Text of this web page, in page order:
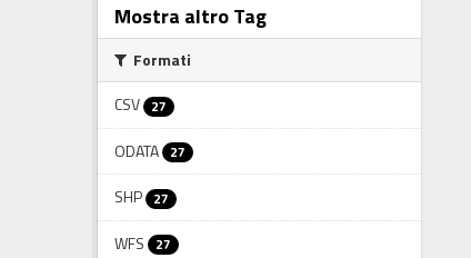
Mostra altro Tag
Formati
CSV 27
ODATA 27
SHP 27
WFS 27